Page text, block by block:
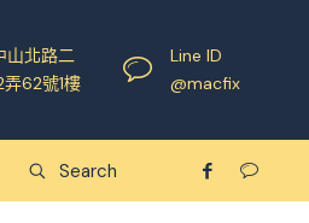
山北路二
62號1樓
Line ID
@macfix